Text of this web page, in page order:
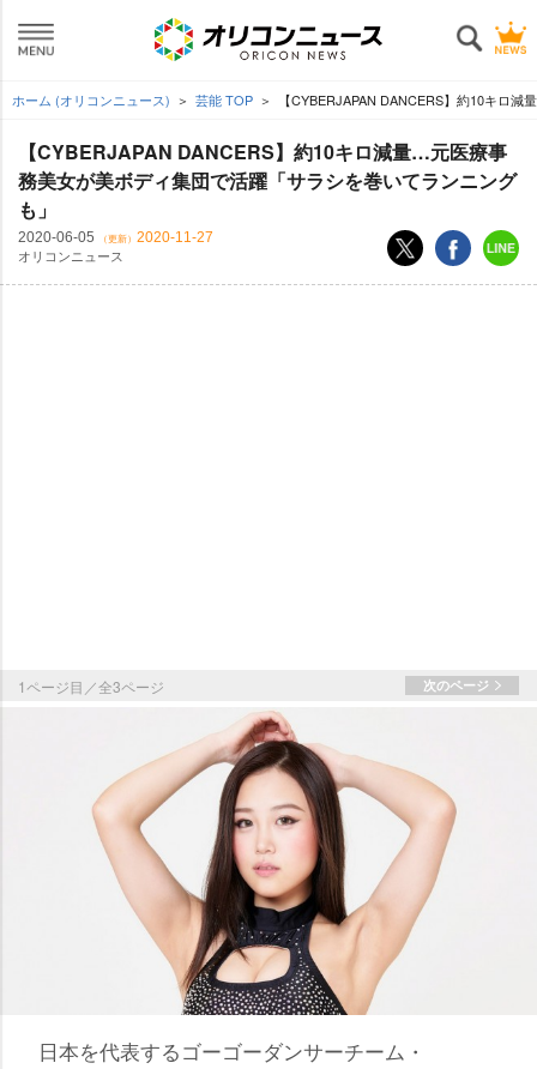
ホーム (オリコンニュース) 芸能 TOP 【CYBERJAPAN DANCERS】約10キロ
【CYBERJAPAN DANCERS】約10キロ減量…元医療事
務美女が美ボディ集団で活躍「サラシを巻いてランニング
も」
2020-06-05 （更新） 2020-11-27
オリコンニュース
1ページ目／全3ページ 次のページ
日本を代表するゴーゴーダンサーチーム・